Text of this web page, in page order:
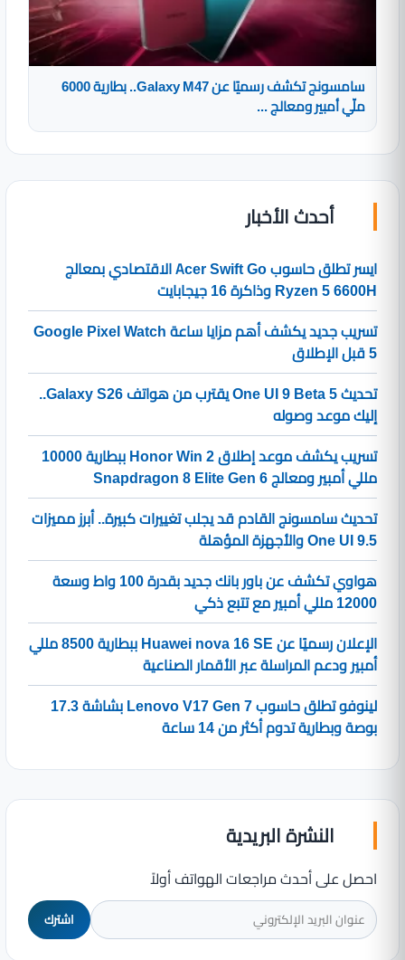
سامسونج تكشف رسميًا عن Galaxy M47.. بطارية 6000
ملّي أمبير ومعالج ...
أحدث الأخبار
ايسر تطلق حاسوب Acer Swift Go الاقتصادي بمعالج
Ryzen 5 6600H وذاكرة 16 جيجابايت
تسريب جديد يكشف أهم مزايا ساعة Google Pixel Watch
5 قبل الإطلاق
تحديث One UI 9 Beta 5 يقترب من هواتف Galaxy S26..
إليك موعد وصوله
تسريب يكشف موعد إطلاق Honor Win 2 ببطارية 10000
مللي أمبير ومعالج Snapdragon 8 Elite Gen 6
تحديث سامسونج القادم قد يجلب تغييرات كبيرة.. أبرز مميزات
One UI 9.5 والأجهزة المؤهلة
هواوي تكشف عن باور بانك جديد بقدرة 100 واط وسعة
12000 مللي أمبير مع تتبع ذكي
الإعلان رسميًا عن Huawei nova 16 SE ببطارية 8500 مللي
أمبير ودعم المراسلة عبر الأقمار الصناعية
لينوفو تطلق حاسوب Lenovo V17 Gen 7 بشاشة 17.3
بوصة وبطارية تدوم أكثر من 14 ساعة
النشرة البريدية
احصل على أحدث مراجعات الهواتف أولاً
اشترك